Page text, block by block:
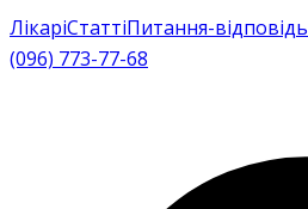
ЛікаріСтаттіПитання-відповідь
(096) 773-77-68